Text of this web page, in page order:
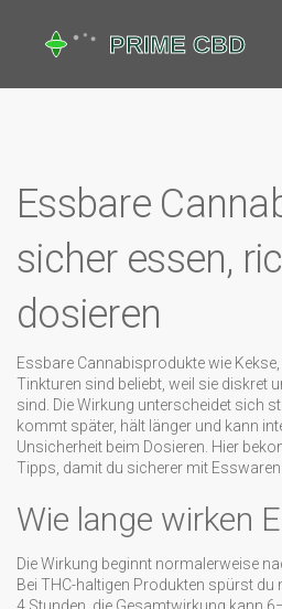
Essbare
sicher essen,
dosieren
Essbare Cannabisprodukte wie
Tinkturen sind beliebt, weil sie diskret
sind. Die Wirkung unterscheidet sich
kommt später, hält länger und kann
Unsicherheit beim Dosieren. Hier
Tipps, damit du sicherer mit
Wie lange wirken
Die Wirkung beginnt normalerweise
Bei THC-haltigen Produkten spürst